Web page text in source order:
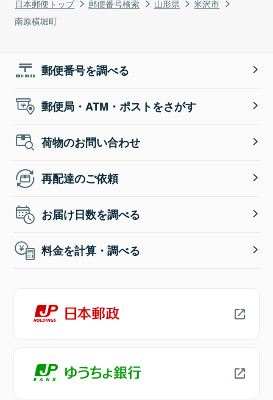
日本郵便トップ 郵便番号検索 山形県
米沢市
南原横堀町
郵便番号を調べる
郵便局・ATM・ポストをさがす
荷物のお問い合わせ
再配達のご依頼
お届け日数を調べる
料金を計算・調べる